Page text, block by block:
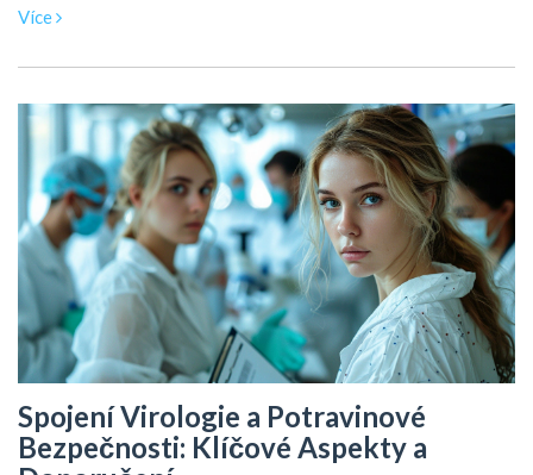
Více
Spojení Virologie a Potravinové
Bezpečnosti: Klíčové Aspekty a